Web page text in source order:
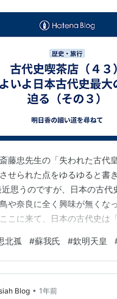
藤忠先生の「失われた古代
せられた点をゆるゆると書
思うのですが、日本の古代
や奈良に全く興味が無くな
こに来て、日本の古代史は
なりました。太宰府、いつ
地です。もし行けたら独り
眺め、さらに遠く波の彼方
古代の人々の夢をじんわり
北孤 #蘇我氏 #欽明天皇
Blog • 1年前